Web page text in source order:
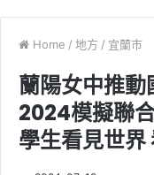
Home / 地方 / 宜蘭市
蘭陽女中推
2024模擬聯
學生看見世界